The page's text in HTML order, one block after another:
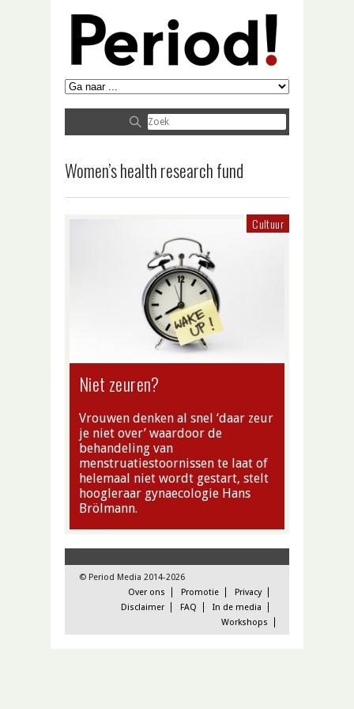
Women’s health research fund
Cultuur
Niet zeuren?
Vrouwen denken al snel ‘daar zeur
je niet over’ waardoor de
behandeling van
menstruatiestoornissen te laat of
helemaal niet wordt gestart, stelt
hoogleraar gynaecologie Hans
Brölmann.
© Period Media 2014-2026
Over ons
Promotie
Privacy
Disclaimer
FAQ
In de media
Workshops